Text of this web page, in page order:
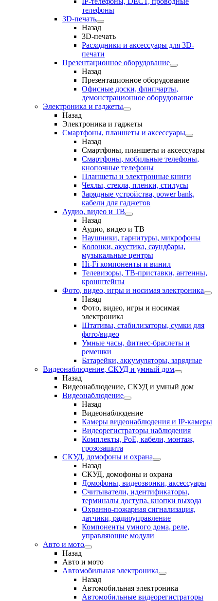
телефоны
3D-печать
Назад
3D-печать
Расходники и аксессуары для 3D-
печати
Презентационное оборудование
Назад
Презентационное оборудование
Офисные доски, флипчарты,
демонстрационное оборудование
Электроника и гаджеты
Назад
Электроника и гаджеты
Смартфоны, планшеты и аксессуары
Назад
Смартфоны, планшеты и аксессуары
Смартфоны, мобильные телефоны,
кнопочные телефоны
Планшеты и электронные книги
Чехлы, стекла, пленки, стилусы
Зарядные устройства, power bank,
кабели для гаджетов
Аудио, видео и ТВ
Назад
Аудио, видео и ТВ
Наушники, гарнитуры, микрофоны
Колонки, акустика, саундбары,
музыкальные центры
Hi-Fi компоненты и винил
Телевизоры, ТВ-приставки, антенны,
кронштейны
Фото, видео, игры и носимая электроника
Назад
Фото, видео, игры и носимая
электроника
Штативы, стабилизаторы, сумки для
фото/видео
Умные часы, фитнес-браслеты и
ремешки
Батарейки, аккумуляторы, зарядные
Видеонаблюдение, СКУД и умный дом
Назад
Видеонаблюдение, СКУД и умный дом
Видеонаблюдение
Назад
Видеонаблюдение
Камеры видеонаблюдения и IP-камеры
Видеорегистраторы наблюдения
Комплекты, PoE, кабели, монтаж,
грозозащита
СКУД, домофоны и охрана
Назад
СКУД, домофоны и охрана
Домофоны, видеозвонки, аксессуары
Считыватели, идентификаторы,
терминалы доступа, кнопки выхода
Охранно-пожарная сигнализация,
датчики, радиоуправление
Компоненты умного дома, реле,
управляющие модули
Авто и мото
Назад
Авто и мото
Автомобильная электроника
Назад
Автомобильная электроника
Автомобильные видеорегистраторы